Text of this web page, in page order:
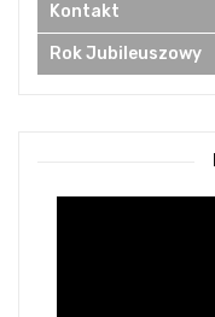
Kontakt
Rok Jubileuszowy